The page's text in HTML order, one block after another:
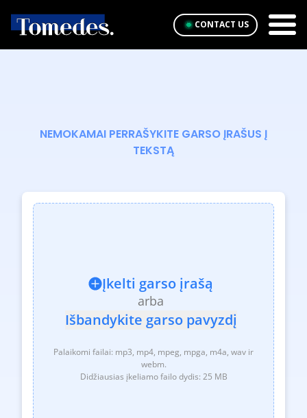
CONTACT US
NEMOKAMAI PERRAŠYKITE GARSO ĮRAŠUS Į
TEKSTĄ
Įkelti garso įrašą
arba
Išbandykite garso pavyzdį
Palaikomi failai: mp3, mp4, mpeg, mpga, m4a, wav ir
webm.
Didžiausias įkeliamo failo dydis: 25 MB